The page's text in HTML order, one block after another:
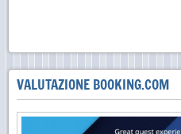
VALUTAZIONE BOOKING.COM